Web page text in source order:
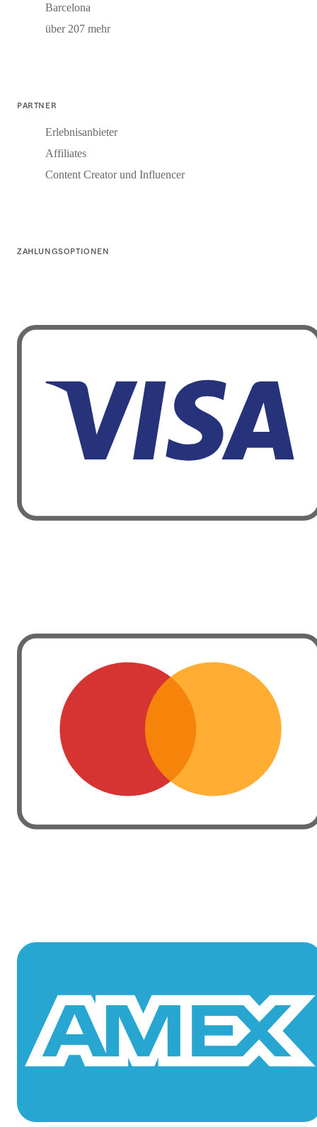
Barcelona
über 207 mehr
PARTNER
Erlebnisanbieter
Affiliates
Content Creator und Influencer
ZAHLUNGSOPTIONEN